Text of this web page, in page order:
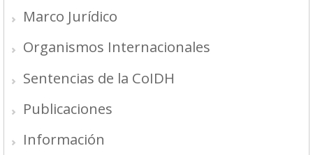
Marco Jurídico
Organismos Internacionales
Sentencias de la CoIDH
Publicaciones
Información